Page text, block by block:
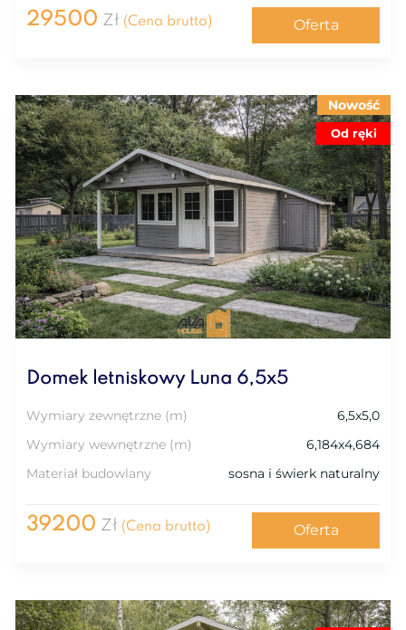
29500 Zł (Cena brutto) Oferta
Nowość
Od ręki
Domek letniskowy Luna 6,5x5
Wymiary zewnętrzne (m)
6,5x5,0
Wymiary wewnętrzne (m)
6,184x4,684
Materiał budowlany
sosna i świerk naturalny
39200 Zł (Cena brutto) Oferta